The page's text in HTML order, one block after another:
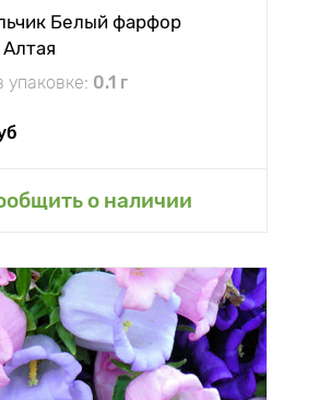
Белый фарфор
упаковке: 0.1 г
о наличии